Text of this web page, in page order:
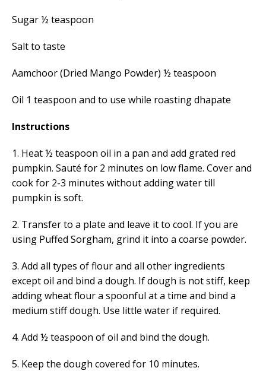
Sugar ½ teaspoon
Salt to taste
Aamchoor (Dried Mango Powder) ½ teaspoon
Oil 1 teaspoon and to use while roasting dhapate
Instructions
1. Heat ½ teaspoon oil in a pan and add grated red
pumpkin. Sauté for 2 minutes on low flame. Cover and
cook for 2-3 minutes without adding water till
pumpkin is soft.
2. Transfer to a plate and leave it to cool. If you are
using Puffed Sorgham, grind it into a coarse powder.
3. Add all types of flour and all other ingredients
except oil and bind a dough. If dough is not stiff, keep
adding wheat flour a spoonful at a time and bind a
medium stiff dough. Use little water if required.
4. Add ½ teaspoon of oil and bind the dough.
5. Keep the dough covered for 10 minutes.